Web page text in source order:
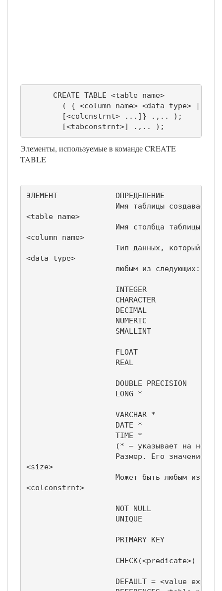
      CREATE TABLE <table name>
( { <column name> <data type> |
        [<colcnstrnt> ...]} .,.. );
        [<tabconstrnt>] .,.. );
Элементы, используемые в команде CREATE
TABLE
ЭЛЕМЕНТ             ОПРЕДЕЛЕНИЕ
Имя таблицы создаваемой
<table name>
                    Имя столбца таблицы.
<column name>
Тип данных, который
<data type>
                    любым из следующих:
                    INTEGER
CHARACTER
DECIMAL
NUMERIC
SMALLINT
                    FLOAT
REAL
                    DOUBLE PRECISION
LONG *
                    VARCHAR *
DATE *
TIME *
(* — указывает на
Размер. Его значение
<size>
Может быть любым из
<colconstrnt>
                    NOT NULL
UNIQUE
                    PRIMARY KEY
                    CHECK(<predicate>)
DEFAULT = <value